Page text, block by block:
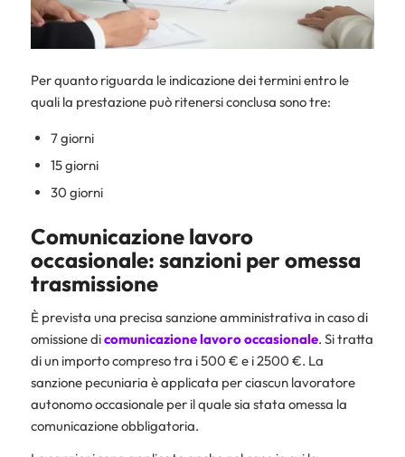
Per quanto riguarda le indicazione dei termini entro le
quali la prestazione può ritenersi conclusa sono tre:
7 giorni
15 giorni
30 giorni
Comunicazione lavoro
occasionale: sanzioni per omessa
trasmissione
È prevista una precisa sanzione amministrativa in caso di
omissione dicomunicazione lavoro occasionale. Si tratta
di un importo compreso tra i 500 € e i 2500 €. La
sanzione pecuniaria è applicata per ciascun lavoratore
autonomo occasionale per il quale sia stata omessa la
comunicazione obbligatoria.